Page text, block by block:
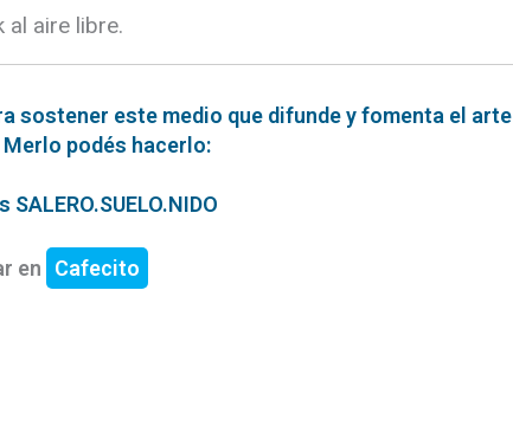
aire libre.
sostener este medio que difunde y fomenta el arte
podés hacerlo:
en Cafecito